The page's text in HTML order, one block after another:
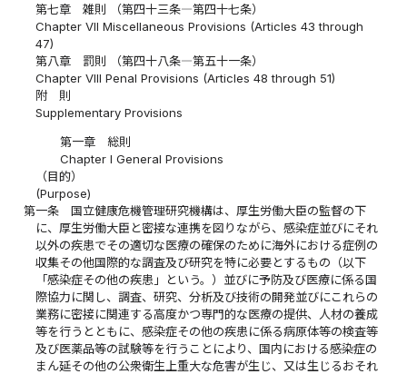
第七章 雑則 （第四十三条―第四十七条）
Chapter VII Miscellaneous Provisions (Articles 43 through
47)
第八章 罰則 （第四十八条―第五十一条）
Chapter VIII Penal Provisions (Articles 48 through 51)
附 則
Supplementary Provisions
第一章 総則
Chapter I General Provisions
（目的）
(Purpose)
第一条
国立健康危機管理研究機構は、厚生労働大臣の監督の下
に、厚生労働大臣と密接な連携を図りながら、感染症並びにそれ
以外の疾患でその適切な医療の確保のために海外における症例の
収集その他国際的な調査及び研究を特に必要とするもの（以下
「感染症その他の疾患」という。）並びに予防及び医療に係る国
際協力に関し、調査、研究、分析及び技術の開発並びにこれらの
業務に密接に関連する高度かつ専門的な医療の提供、人材の養成
等を行うとともに、感染症その他の疾患に係る病原体等の検査等
及び医薬品等の試験等を行うことにより、国内における感染症の
まん延その他の公衆衛生上重大な危害が生じ、又は生じるおそれ